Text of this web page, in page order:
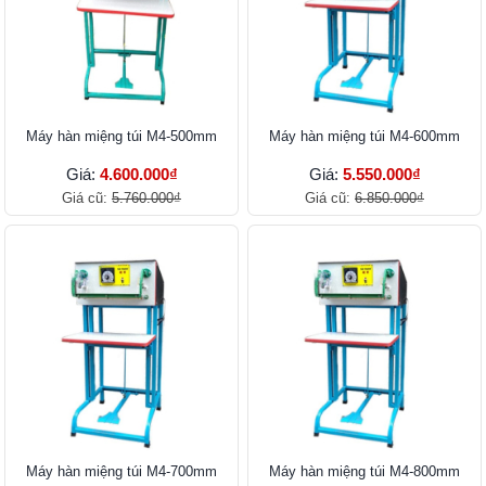
Máy hàn miệng túi M4-500mm
Giá: 4.600.000₫
Giá cũ: 5.760.000₫
Máy hàn miệng túi M4-600mm
Giá: 5.550.000₫
Giá cũ: 6.850.000₫
Máy hàn miệng túi M4-700mm Máy hàn miệng túi M4-800mm